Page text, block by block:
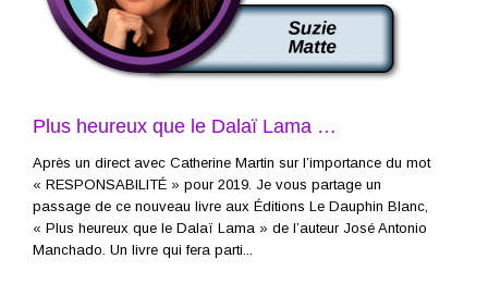
Plus heureux que le Dalaï Lama …
Après un direct avec Catherine Martin sur l’importance du mot
« RESPONSABILITÉ » pour 2019. Je vous partage un
passage de ce nouveau livre aux Éditions Le Dauphin Blanc,
« Plus heureux que le Dalaï Lama » de l’auteur José Antonio
Manchado. Un livre qui fera parti...